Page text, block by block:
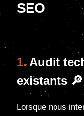
SEO
1.Audit
existants 🔎
Lorsque nous